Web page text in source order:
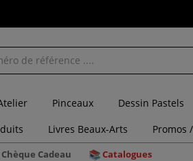
Pinceaux Dessin Pastels
Livres Beaux-Arts Promos
Chèque Cadeau Catalogues